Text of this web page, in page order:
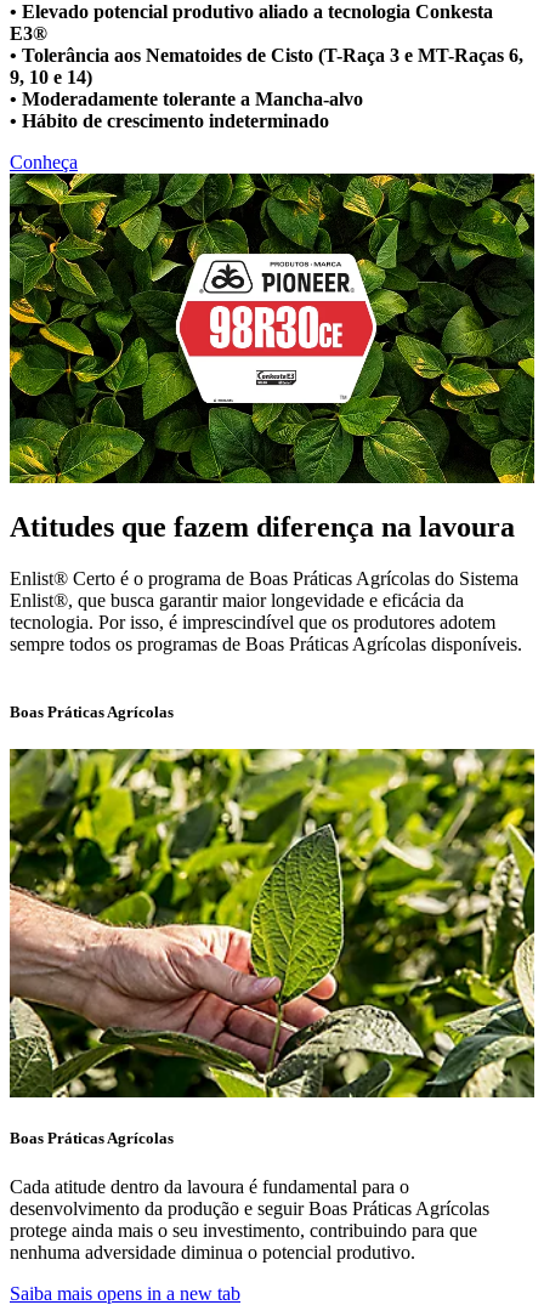
• Elevado potencial produtivo aliado a tecnologia Conkesta
E3®
• Tolerância aos Nematoides de Cisto (T-Raça 3 e MT-Raças 6,
9, 10 e 14)
• Moderadamente tolerante a Mancha-alvo
• Hábito de crescimento indeterminado
Conheça
Atitudes que fazem diferença na lavoura
Enlist® Certo é o programa de Boas Práticas Agrícolas do Sistema
Enlist®, que busca garantir maior longevidade e eficácia da
tecnologia. Por isso, é imprescindível que os produtores adotem
sempre todos os programas de Boas Práticas Agrícolas disponíveis.
Boas Práticas Agrícolas
Boas Práticas Agrícolas
Cada atitude dentro da lavoura é fundamental para o
desenvolvimento da produção e seguir Boas Práticas Agrícolas
protege ainda mais o seu investimento, contribuindo para que
nenhuma adversidade diminua o potencial produtivo.
Saiba mais opens in a new tab